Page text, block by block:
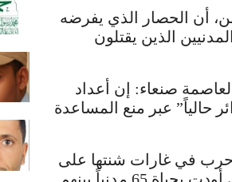
أن الحصار الذي يفرضه
الذين يقتلون
صنعاء: إن أعداد
حالياً” عبر منع المساعدة
حرب في غارات شنتها على